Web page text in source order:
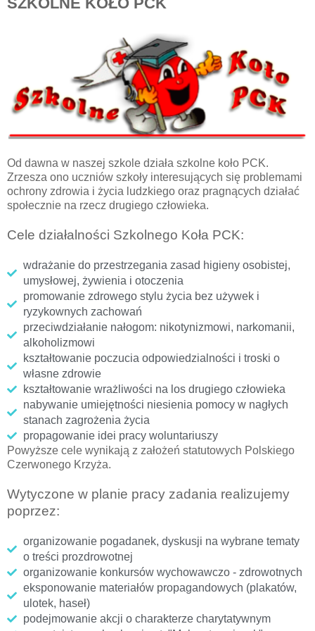
Od dawna w naszej szkole działa szkolne koło PCK.
Zrzesza ono uczniów szkoły interesujących się problemami
ochrony zdrowia i życia ludzkiego oraz pragnących działać
społecznie na rzecz drugiego człowieka.
Cele działalności Szkolnego Koła PCK:
wdrażanie do przestrzegania zasad higieny osobistej,
umysłowej, żywienia i otoczenia
promowanie zdrowego stylu życia bez używek i
ryzykownych zachowań
przeciwdziałanie nałogom: nikotynizmowi, narkomanii,
alkoholizmowi
kształtowanie poczucia odpowiedzialności i troski o
własne zdrowie
kształtowanie wrażliwości na los drugiego człowieka
nabywanie umiejętności niesienia pomocy w nagłych
stanach zagrożenia życia
propagowanie idei pracy woluntariuszy
Powyższe cele wynikają z założeń statutowych Polskiego
Czerwonego Krzyża.
Wytyczone w planie pracy zadania realizujemy
poprzez:
organizowanie pogadanek, dyskusji na wybrane tematy
o treści prozdrowotnej
organizowanie konkursów wychowawczo - zdrowotnych
eksponowanie materiałów propagandowych (plakatów,
ulotek, haseł)
podejmowanie akcji o charakterze charytatywnym